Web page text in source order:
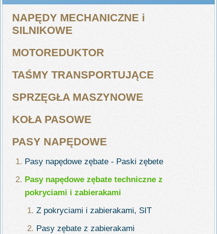
NAPĘDY MECHANICZNE i
SILNIKOWE
MOTOREDUKTOR
TAŚMY TRANSPORTUJĄCE
SPRZĘGŁA MASZYNOWE
KOŁA PASOWE
PASY NAPĘDOWE
Pasy napędowe zębate - Paski zębete
Pasy napędowe zębate techniczne z
pokryciami i zabierakami
Z pokryciami i zabierakami, SIT
Pasy zębate z zabierakami